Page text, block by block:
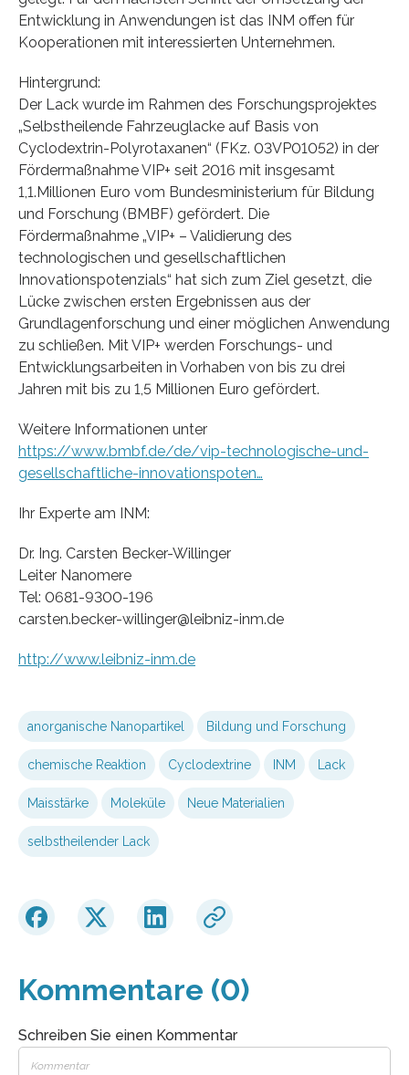
Entwicklung in Anwendungen ist das INM offen für
Kooperationen mit interessierten Unternehmen.
Hintergrund:
Der Lack wurde im Rahmen des Forschungsprojektes
„Selbstheilende Fahrzeuglacke auf Basis von
Cyclodextrin-Polyrotaxanen“ (FKz. 03VP01052) in der
Fördermaßnahme VIP+ seit 2016 mit insgesamt
1,1.Millionen Euro vom Bundesministerium für Bildung
und Forschung (BMBF) gefördert. Die
Fördermaßnahme „VIP+ – Validierung des
technologischen und gesellschaftlichen
Innovationspotenzials“ hat sich zum Ziel gesetzt, die
Lücke zwischen ersten Ergebnissen aus der
Grundlagenforschung und einer möglichen Anwendung
zu schließen. Mit VIP+ werden Forschungs- und
Entwicklungsarbeiten in Vorhaben von bis zu drei
Jahren mit bis zu 1,5 Millionen Euro gefördert.
Weitere Informationen unter
https://www.bmbf.de/de/vip-technologische-und-
gesellschaftliche-innovationspoten…
Ihr Experte am INM:
Dr. Ing. Carsten Becker-Willinger
Leiter Nanomere
Tel: 0681-9300-196
carsten.becker-willinger@leibniz-inm.de
http://www.leibniz-inm.de
anorganische Nanopartikel Bildung und Forschung
chemische Reaktion Cyclodextrine INM Lack
Maisstärke Moleküle Neue Materialien
selbstheilender Lack
Kommentare (0)
Schreiben Sie einen Kommentar